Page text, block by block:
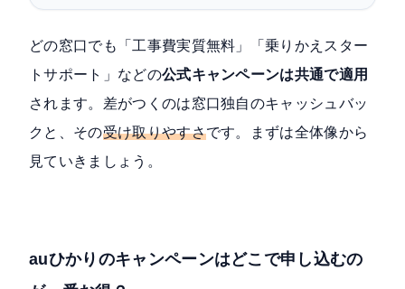
どの窓口でも「工事費実質無料」「乗りかえスター
トサポート」などの公式キャンペーンは共通で適用
されます。差がつくのは窓口独自のキャッシュバッ
クと、その受け取りやすさです。まずは全体像から
見ていきましょう。
auひかりのキャンペーンはどこで申し込むの